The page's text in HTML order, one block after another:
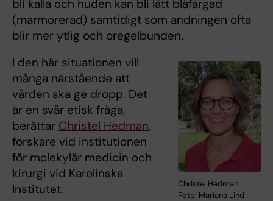
bli kalla och huden kan bli lätt blåfärgad
(marmorerad) samtidigt som andningen ofta
blir mer ytlig och oregelbunden.
Christel Hedman.
Foto: Mariana Lind
I den här situationen vill
många närstående att
vården ska ge dropp. Det
är en svår etisk fråga,
berättar Christel Hedman,
forskare vid institutionen
för molekylär medicin och
kirurgi vid Karolinska
Institutet.